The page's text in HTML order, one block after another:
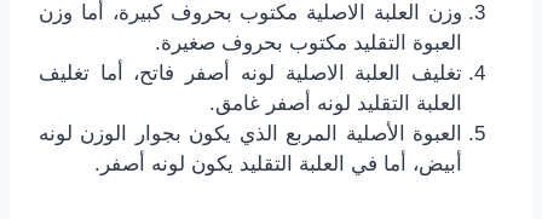
وزن العلبة الاصلية مكتوب بحروف كبيرة، أما وزن
العبوة التقليد مكتوب بحروف صغيرة.
تغليف العلبة الاصلية لونه أصفر فاتح، أما تغليف
العلبة التقليد لونه أصفر غامق.
العبوة الأصلية المربع الذي يكون بجوار الوزن لونه
أبيض، أما في العلبة التقليد يكون لونه أصفر.